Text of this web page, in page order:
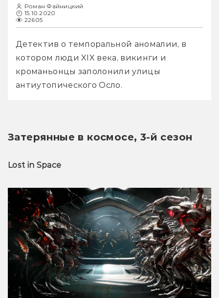
Роман Файницкий
15.10.2020
22605
Детектив о темпоральной аномалии, в
котором люди XIX века, викинги и
кроманьонцы заполонили улицы
антиутопического Осло.
Затерянные в космосе, 3-й сезон
Lost in Space